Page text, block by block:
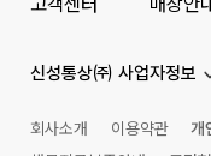
신성통상㈜ 사업자정보
회사소개 이용약관
개